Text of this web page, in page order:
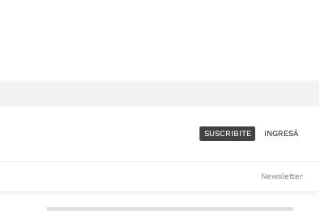
SUSCRIBITE INGRESÁ
Newsletter